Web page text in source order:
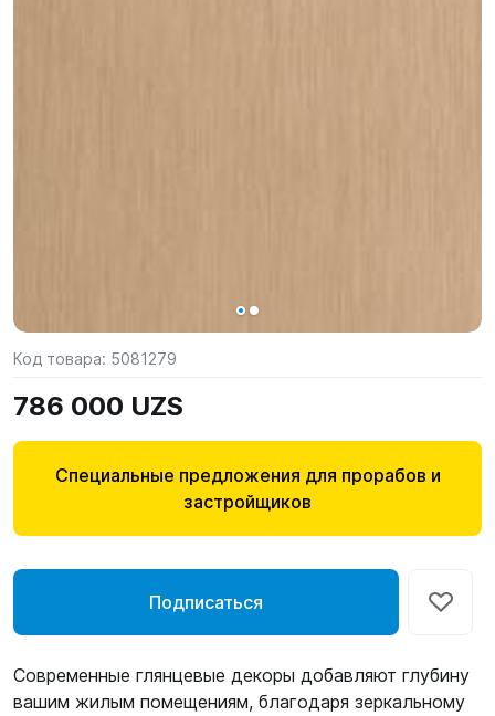
Код товара: 5081279
786 000 UZS
Специальные предложения для прорабов и
застройщиков
Подписаться
Современные глянцевые декоры добавляют глубину
вашим жилым помещениям, благодаря зеркальному